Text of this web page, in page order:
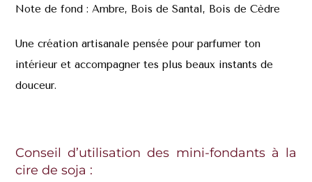
Note de fond : Ambre, Bois de Santal, Bois de Cèdre
Une création artisanale pensée pour parfumer ton
intérieur et accompagner tes plus beaux instants de
douceur.
Conseil d’utilisation des mini-fondants à la
cire de soja :